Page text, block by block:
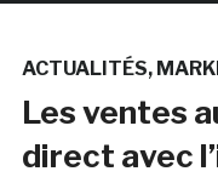
ACTUALITÉS
Les ventes
direct avec